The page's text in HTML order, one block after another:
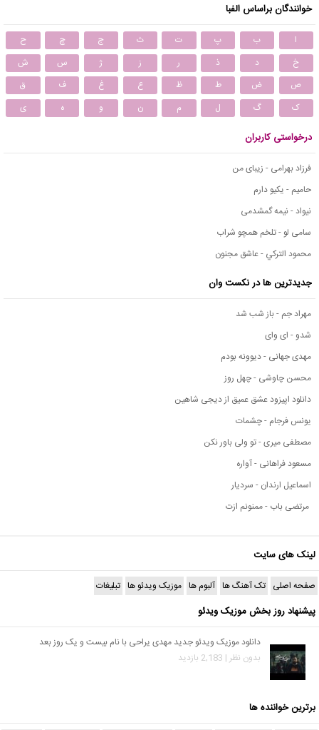
خوانندگان براساس الفبا
ا ب پ ت ث ج چ
ح
خ
د ذ ر ز ژ س
ش
ص
ض ط ظ ع غ ف
ق
ک
گ ل م ن و ه ی
درخواستی کاربران
فرزاد بهرامی - زیبای من
حامیم - یکیو دارم
نیواد - نیمه گمشدمی
سامی لو - تلخم همچو شراب
محمود التركي - عاشق مجنون
جدیدترین ها در نکست وان
مهراد جم - باز شب شد
شدو - ای وای
مهدی جهانی - دیوونه بودم
محسن چاوشی - چهل روز
دانلود اپیزود عشق عمیق از دیجی شاهین
یونس فرجام - چشمات
مصطفی میری - تو ولی باور نکن
مسعود فراهانی - آواره
اسماعیل ارندان - سردیار
مرتضی باب - ممنونم ازت
لینک های سایت
صفحه اصلی تک آهنگ ها آلبوم ها موزیک ویدئو ها تبلیغات
پیشنهاد روز بخش موزیک ویدئو
دانلود موزیک ویدئو جدید مهدی یراحی با نام بیست و یک روز بعد
بدون نظر | 2,183 بازدید
برترین خواننده ها